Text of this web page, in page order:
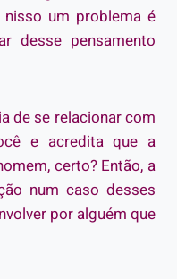
nisso um problema é
desse pensamento
de se relacionar com
e acredita que a
certo? Então, a
num caso desses
por alguém que